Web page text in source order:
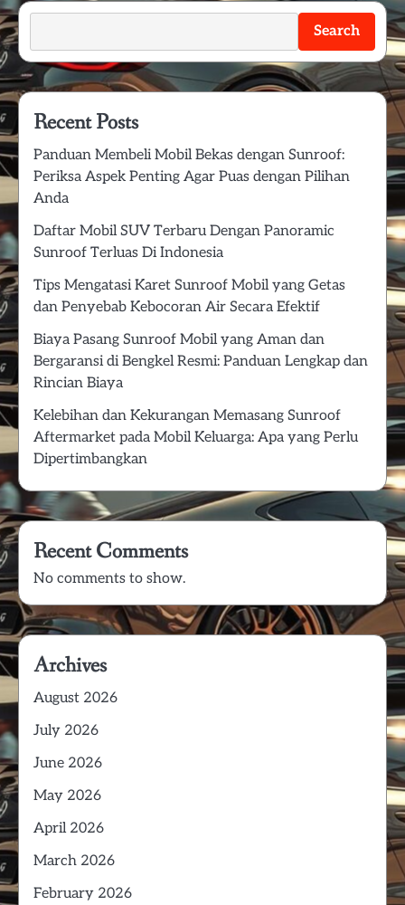
Search
Recent Posts
Panduan Membeli Mobil Bekas dengan Sunroof:
Periksa Aspek Penting Agar Puas dengan Pilihan
Anda
Daftar Mobil SUV Terbaru Dengan Panoramic
Sunroof Terluas Di Indonesia
Tips Mengatasi Karet Sunroof Mobil yang Getas
dan Penyebab Kebocoran Air Secara Efektif
Biaya Pasang Sunroof Mobil yang Aman dan
Bergaransi di Bengkel Resmi: Panduan Lengkap dan
Rincian Biaya
Kelebihan dan Kekurangan Memasang Sunroof
Aftermarket pada Mobil Keluarga: Apa yang Perlu
Dipertimbangkan
Recent Comments
No comments to show.
Archives
August 2026
July 2026
June 2026
May 2026
April 2026
March 2026
February 2026